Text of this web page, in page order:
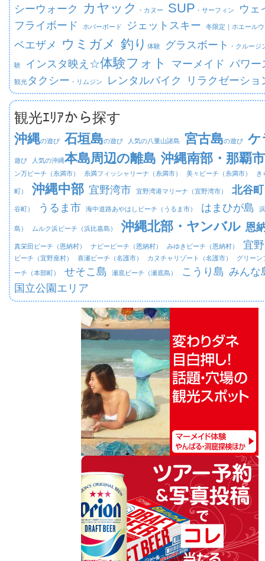
シーウォーク
カヤック ・カヌー SUP ・サーフィン
ウェ
フライボード
ホバーボード ジェットスキー 冬限定｜ ホエール
ベエザメ ウミガメ 釣り 体験 グラスボート ・クルージ
験 インスタ映え☆体験フォト マーメイド パワー
観光タクシー ・リムジン レンタルバイク リラクゼーショ
観光ｴﾘｱから探す
沖縄の遊び 石垣島の遊び 人気の八重山諸島 宮古島の遊び ケ
遊び 人気の沖縄本島周辺の離島 沖縄南部・那覇市
ン万ビーチ（糸満市） 糸満フィッシャリーナ（糸満市） 美々ビーチ（糸満市） き
町） 沖縄中部 宜野湾市 宜野湾港マリーナ（宜野湾市） 北谷町
谷町） うるま市 海中道路あやはしビーチ（うるま市） はまひが島
島） ムルク浜ビーチ（浜比嘉島） 沖縄北部・ヤンバル 恩
真栄田ビーチ（恩納村） ナビービーチ（恩納村） みゆきビーチ（恩納村） 宜
ビーチ（宜野座村） 喜瀬ビーチ（名護市） カヌチャリゾート（名護市） グリーン
ーチ（本部町） せそこ島 瀬底ビーチ（瀬底島） こうり島 みんな
国立公園エリア